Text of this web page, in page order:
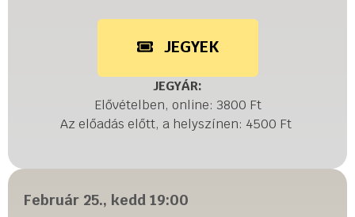
JEGYÁR:
Elővételben, online: 3800 Ft
Az előadás előtt, a helyszínen: 4500 Ft
JEGYEK
Február 25., kedd 19:00